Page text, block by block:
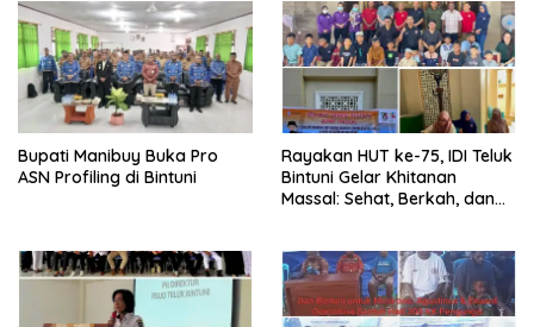
Bupati Manibuy Buka Pro
ASN Profiling di Bintuni
Rayakan HUT ke-75, IDI Teluk
Bintuni Gelar Khitanan
Massal: Sehat, Berkah, dan